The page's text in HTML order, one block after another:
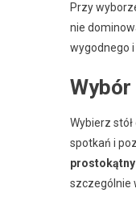
Przy
nie
wygodnego
Wybór
Wybierz
spotkań i
prostokątny
szczególnie